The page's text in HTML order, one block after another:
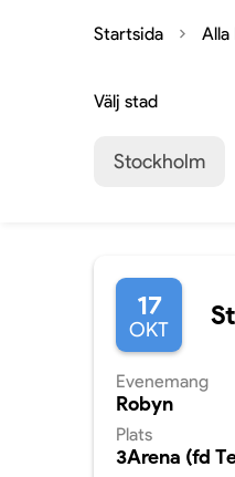
Startsida Alla
Välj stad
Stockholm
17
OKT
Plats
3Arena (fd
Evenemang
Robyn